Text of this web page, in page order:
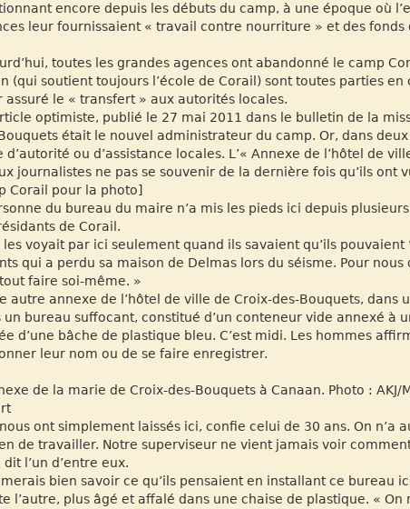
encore depuis les débuts du camp, à une époque où
leur fournissaient « travail contre nourriture » et des fonds
toutes les grandes agences ont abandonné le camp
(qui soutient toujours l’école de Corail) sont toutes parties
assuré le « transfert » aux autorités locales.
optimiste, publié le 27 mai 2011 dans le bulletin de la
était le nouvel administrateur du camp. Or, dans
d’autorité ou d’assistance locales. L’« Annexe de l’hôtel de
journalistes ne pas se souvenir de la dernière fois qu’ils ont
Corail pour la photo]
du bureau du maire n’a mis les pieds ici depuis
de Corail.
les voyait par ici seulement quand ils savaient qu’ils
qui a perdu sa maison de Delmas lors du séisme. Pour nous
faire soi-même. »
autre annexe de l’hôtel de ville de Croix-des-Bouquets, dans
un bureau suffocant, constitué d’un conteneur vide annexé à
d’une bâche de plastique bleu. C’est midi. Les hommes
leur nom ou de se faire enregistrer.
de la marie de Croix-des-Bouquets à Canaan. Photo : AKJ/
ont simplement laissés ici, confie celui de 30 ans. On n’a
de travailler. Notre superviseur ne vient jamais voir
dit l’un d’entre eux.
bien savoir ce qu’ils pensaient en installant ce bureau
l’autre, plus âgé et affalé dans une chaise de plastique. « On